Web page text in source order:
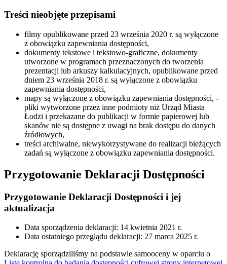
Treści nieobjęte przepisami
filmy opublikowane przed 23 września 2020 r. są wyłączone
z obowiązku zapewniania dostępności,
dokumenty tekstowe i tekstowo-graficzne, dokumenty
utworzone w programach przeznaczonych do tworzenia
prezentacji lub arkuszy kalkulacyjnych, opublikowane przed
dniem 23 września 2018 r. są wyłączone z obowiązku
zapewniania dostępności,
mapy są wyłączone z obowiązku zapewniania dostępności, -
pliki wytworzone przez inne podmioty niż Urząd Miasta
Łodzi i przekazane do publikacji w formie papierowej lub
skanów nie są dostępne z uwagi na brak dostępu do danych
źródłowych,
treści archiwalne, niewykorzystywane do realizacji bieżących
zadań są wyłączone z obowiązku zapewniania dostępności.
Przygotowanie Deklaracji Dostępności
Przygotowanie Deklaracji Dostępności i jej
aktualizacja
Data sporządzenia deklaracji: 14 kwietnia 2021 r.
Data ostatniego przeglądu deklaracji: 27 marca 2025 r.
Deklarację sporządziliśmy na podstawie samooceny w oparciu o